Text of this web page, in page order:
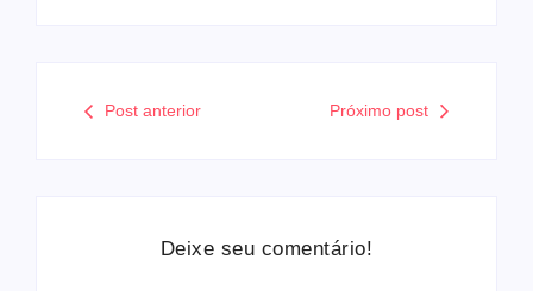
Post anterior Próximo post
Deixe seu comentário!